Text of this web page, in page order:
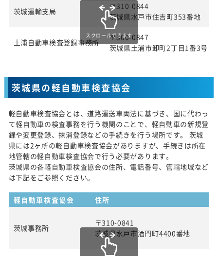
茨城運輸支局
〒310-0844
茨城県水戸市住吉町353番地
土浦自動車検査登録事務所
〒300-0847
茨城県土浦市卸町2丁目1番3号
スクロールできます
茨城県の軽自動車検査協会
軽自動車検査協会とは、道路運送車両法に基づき、国に代わっ
て軽自動車の検査事務を行う機関のことで、軽自動車の新規登
録や変更登録、抹消登録などの手続きを行う場所です。 茨城
県には2ヶ所の軽自動車検査協会がありますが、手続きは所在
地管轄の軽自動車検査協会で行う必要があります。
茨城県の各軽自動車検査協会の住所、電話番号、管轄地域など
は下記をご参照ください。
軽自動車検査協会 住所
茨城事務所
〒310-0841
茨城県水戸市酒門町4400番地